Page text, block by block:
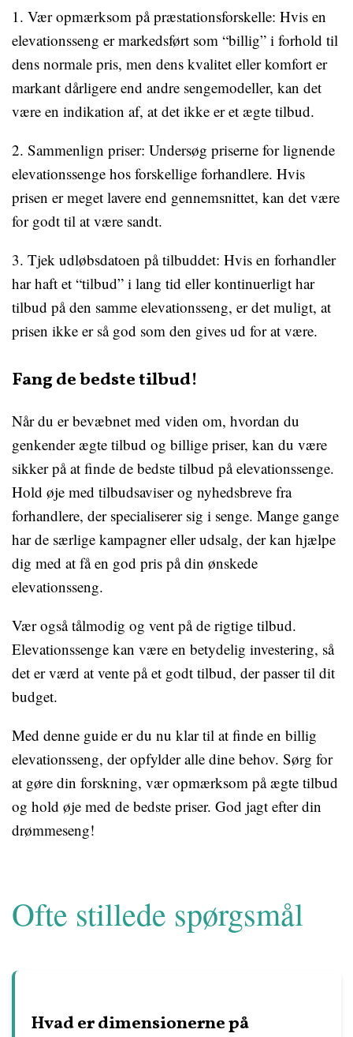
1. Vær opmærksom på præstationsforskelle: Hvis en
elevationsseng er markedsført som “billig” i forhold til
dens normale pris, men dens kvalitet eller komfort er
markant dårligere end andre sengemodeller, kan det
være en indikation af, at det ikke er et ægte tilbud.
2. Sammenlign priser: Undersøg priserne for lignende
elevationssenge hos forskellige forhandlere. Hvis
prisen er meget lavere end gennemsnittet, kan det være
for godt til at være sandt.
3. Tjek udløbsdatoen på tilbuddet: Hvis en forhandler
har haft et “tilbud” i lang tid eller kontinuerligt har
tilbud på den samme elevationsseng, er det muligt, at
prisen ikke er så god som den gives ud for at være.
Fang de bedste tilbud!
Når du er bevæbnet med viden om, hvordan du
genkender ægte tilbud og billige priser, kan du være
sikker på at finde de bedste tilbud på elevationssenge.
Hold øje med tilbudsaviser og nyhedsbreve fra
forhandlere, der specialiserer sig i senge. Mange gange
har de særlige kampagner eller udsalg, der kan hjælpe
dig med at få en god pris på din ønskede
elevationsseng.
Vær også tålmodig og vent på de rigtige tilbud.
Elevationssenge kan være en betydelig investering, så
det er værd at vente på et godt tilbud, der passer til dit
budget.
Med denne guide er du nu klar til at finde en billig
elevationsseng, der opfylder alle dine behov. Sørg for
at gøre din forskning, vær opmærksom på ægte tilbud
og hold øje med de bedste priser. God jagt efter din
drømmeseng!
Ofte stillede spørgsmål
Hvad er dimensionerne på